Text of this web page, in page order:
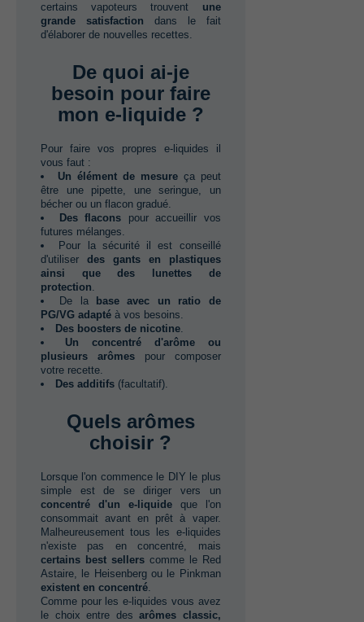
‬certains vapoteurs trouvent‭ ‬ une
grande satisfaction‭ ‬dans le fait
d'élaborer de nouvelles‭ ‬recettes.
De quoi ai-je
besoin pour faire
mon e-liquide ?
Pour faire vos propres e-liquides il
vous faut ‭:
Un élément de mesureça peut
être une pipette,‭ ‬une seringue,‭ ‬un
bécher ou un flacon gradué.
Des flacons pour accueillir vos
futures mélanges.
Pour la sécurité il est conseillé
d'utiliser‭ ‬ des gants en plastiques
ainsi que des lunettes de
protection.
De la‭ ‬
base avec un ratio de
PG/VG adapté à vos besoins.
Des boosters de nicotine.
Un concentré d'arôme ou
plusieurs arômespour composer
votre recette.
Des additifs‭ (‬facultatif‭).
Quels arômes
choisir ?
Lorsque l'on commence le DIY le plus
simple est de se diriger vers un‭
concentré d'un e-liquideque l'on
consommait avant en prêt à vaper.‭
‬Malheureusement tous les e-liquides
n'existe pas en concentré,‭ ‬mais‭
certains best sellerscomme le Red
Astaire,‭ ‬le Heisenberg ou le Pinkman‭
existent en concentré.
Comme pour les e-liquides vous avez
le choix entre des‭ ‬arômes classic,‭